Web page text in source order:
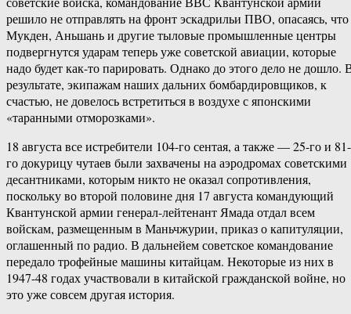
решило не отправлять на фронт эскадрильи ПВО, опасаясь, что
Мукден, Аньшань и другие тыловые промышленные центры
подвергнутся ударам теперь уже советской авиации, которые
надо будет как-то парировать. Однако до этого дело не дошло.
результате, экипажам наших дальних бомбардировщиков, к
счастью, не довелось встретиться в воздухе с японскими
«таранными отморозками».
18 августа все истребители 104-го сентая, а также — 25-го и 81-
го докурицу чутаев были захвачены на аэродромах советскими
десантниками, которым никто не оказал сопротивления,
поскольку во второй половине дня 17 августа командующий
Квантунской армии генерал-лейтенант Ямада отдал всем
войскам, размещенным в Маньчжурии, приказ о капитуляции,
оглашенный по радио. В дальнейем советское командование
передало трофейные машины китайцам. Некоторые из них в
1947-48 годах участвовали в китайской гражданской войне, но
это уже совсем другая история.